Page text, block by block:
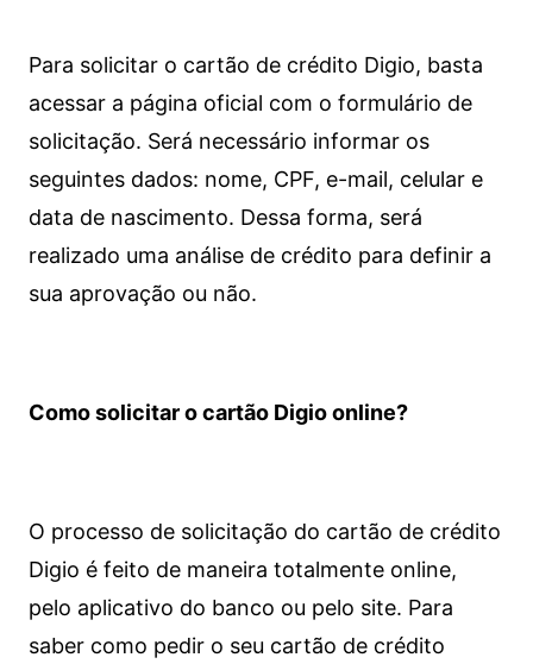
Para solicitar o cartão de crédito Digio, basta
acessar a página oficial com o formulário de
solicitação. Será necessário informar os
seguintes dados: nome, CPF, e-mail, celular e
data de nascimento. Dessa forma, será
realizado uma análise de crédito para definir a
sua aprovação ou não.
Como solicitar o cartão Digio online?
O processo de solicitação do cartão de crédito
Digio é feito de maneira totalmente online,
pelo aplicativo do banco ou pelo site. Para
saber como pedir o seu cartão de crédito